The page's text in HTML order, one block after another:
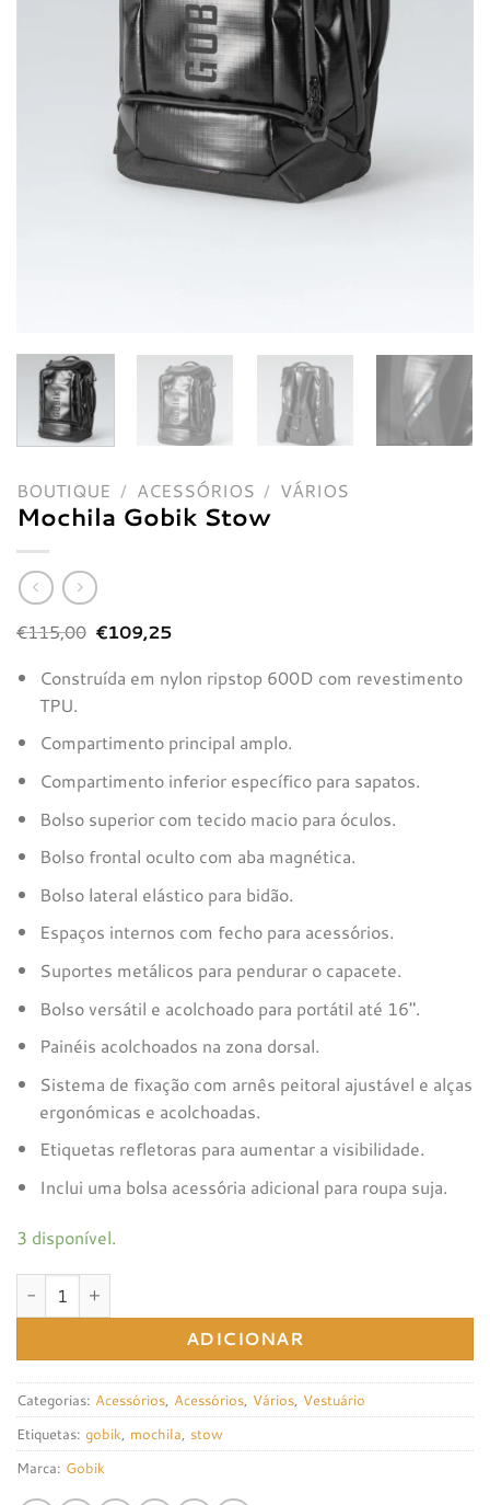
BOUTIQUE / ACESSÓRIOS / VÁRIOS
Mochila Gobik Stow
€115,00 O
preço
original
era:
€109,25O
atual
é:
Construída em nylon ripstop 600D com revestimento
TPU.
Compartimento principal amplo.
Compartimento inferior específico para sapatos.
Bolso superior com tecido macio para óculos.
Bolso frontal oculto com aba magnética.
Bolso lateral elástico para bidão.
Espaços internos com fecho para acessórios.
Suportes metálicos para pendurar o capacete.
Bolso versátil e acolchoado para portátil até 16″.
Painéis acolchoados na zona dorsal.
Sistema de fixação com arnês peitoral ajustável e alças
ergonómicas e acolchoadas.
Etiquetas refletoras para aumentar a visibilidade.
Inclui uma bolsa acessória adicional para roupa suja.
3 disponível.
Quantidade de Mochila Gobik Stow
ADICIONAR
Categorias: Acessórios, Acessórios, Vários, Vestuário
Etiquetas: gobik, mochila, stow
Marca: Gobik